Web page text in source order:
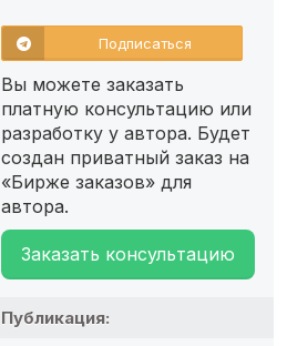
Подписаться
Вы можете заказать
платную консультацию или
разработку у автора. Будет
создан приватный заказ на
«Бирже заказов» для
автора.
Заказать консультацию
Публикация: